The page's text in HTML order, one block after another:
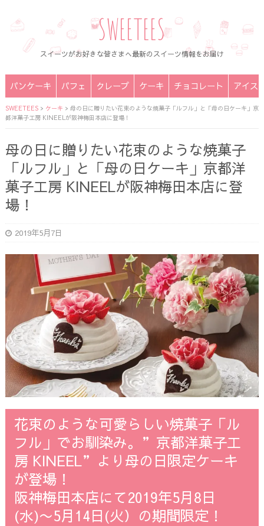
SWEETEES
スイーツがお好きな皆さまへ最新のスイーツ情報をお届け
パンケーキ パフェ クレープ ケーキ チョコレート アイス
SWEETEES> ケーキ > 母の日に贈りたい花束のような焼菓子「ルフル」と「母の日ケーキ」京
都洋菓子工房 KINEELが阪神梅田本店に登場！
母の日に贈りたい花束のような焼菓子
「ルフル」と「母の日ケーキ」京都洋
菓子工房 KINEELが阪神梅田本店に登
場！
2019年5月7日
花束のような可愛らしい焼菓子「ル
フル」でお馴染み。”京都洋菓子工
房 KINEEL”より母の日限定ケーキ
が登場！
阪神梅田本店にて2019年5月8日
(水)〜5月14日(火）の期間限定！